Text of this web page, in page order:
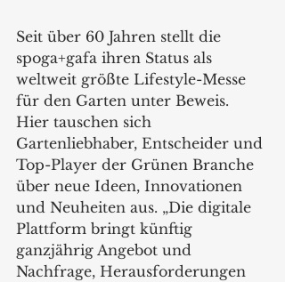
Seit über 60 Jahren stellt die
spoga+gafa ihren Status als
weltweit größte Lifestyle-Messe
für den Garten unter Beweis.
Hier tauschen sich
Gartenliebhaber, Entscheider und
Top-Player der Grünen Branche
über neue Ideen, Innovationen
und Neuheiten aus. „Die digitale
Plattform bringt künftig
ganzjährig Angebot und
Nachfrage, Herausforderungen